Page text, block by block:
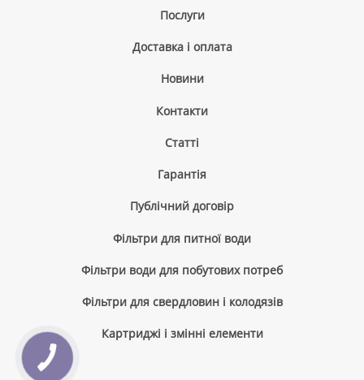
Послуги
Доставка і оплата
Новини
Контакти
Cтатті
Гарантія
Публічний договір
Фільтри для питної води
Фільтри води для побутових потреб
Фільтри для свердловин і колодязів
Картриджі і змінні елементи